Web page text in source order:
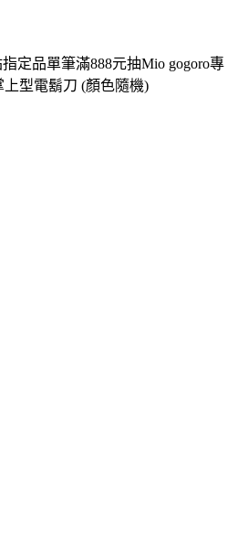
指定品單筆滿888元抽Mio gogoro專
型電鬍刀 (顏色隨機)